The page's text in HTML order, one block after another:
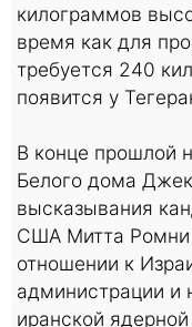
килограммов
время как для
требуется 240
появится у
В конце прошлой
Белого дома
высказывания
США Митта Ромни
отношении к
администрации и
иранской